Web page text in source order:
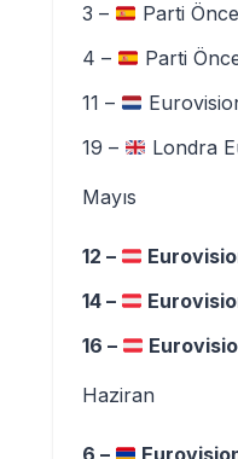
3 –
Parti
4 –
Parti
11 –
19 –
Londra
Mayıs
12 –
14 –
16 –
Haziran